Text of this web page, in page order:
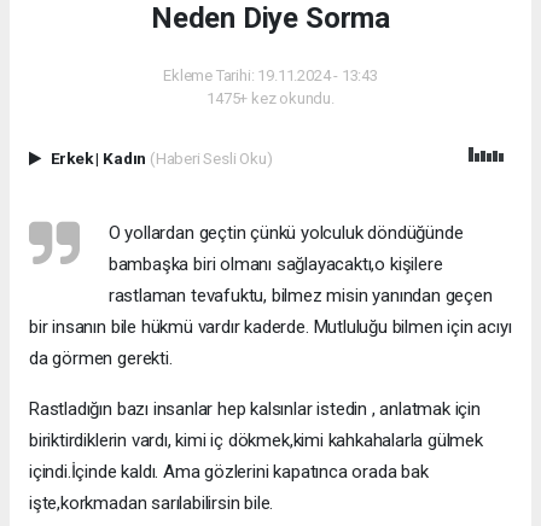
Neden Diye Sorma
Ekleme Tarihi: 19.11.2024 - 13:43
1475+ kez okundu.
Erkek| Kadın (Haberi Sesli Oku)
O yollardan geçtin çünkü yolculuk döndüğünde
bambaşka biri olmanı sağlayacaktı,o kişilere
rastlaman tevafuktu, bilmez misin yanından geçen
bir insanın bile hükmü vardır kaderde. Mutluluğu bilmen için acıyı
da görmen gerekti.
Rastladığın bazı insanlar hep kalsınlar istedin , anlatmak için
biriktirdiklerin vardı, kimi iç dökmek,kimi kahkahalarla gülmek
içindi.İçinde kaldı. Ama gözlerini kapatınca orada bak
işte,korkmadan sarılabilirsin bile.